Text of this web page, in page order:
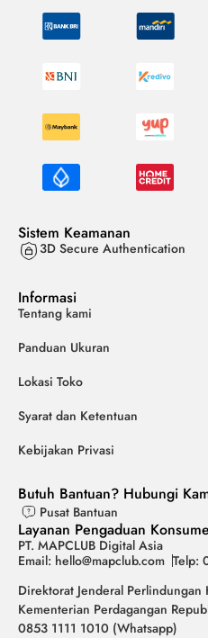
Sistem Keamanan
3D Secure Authentication
Informasi
Tentang kami
Panduan Ukuran
Lokasi Toko
Syarat dan Ketentuan
Kebijakan Privasi
Butuh Bantuan? Hubungi
Pusat Bantuan
Layanan Pengaduan
PT. MAPCLUB Digital Asia
Email: hello@mapclub.com Telp:
Direktorat Jenderal
Kementerian Perdagangan
0853 1111 1010 (Whatsapp)